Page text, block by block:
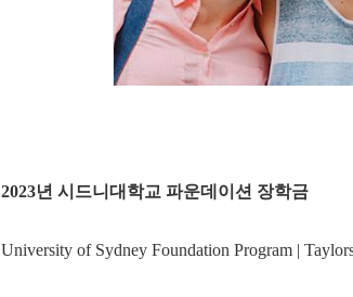
2023년 시드니대학교 파운데이션 장학금
University of Sydney Foundation Program |